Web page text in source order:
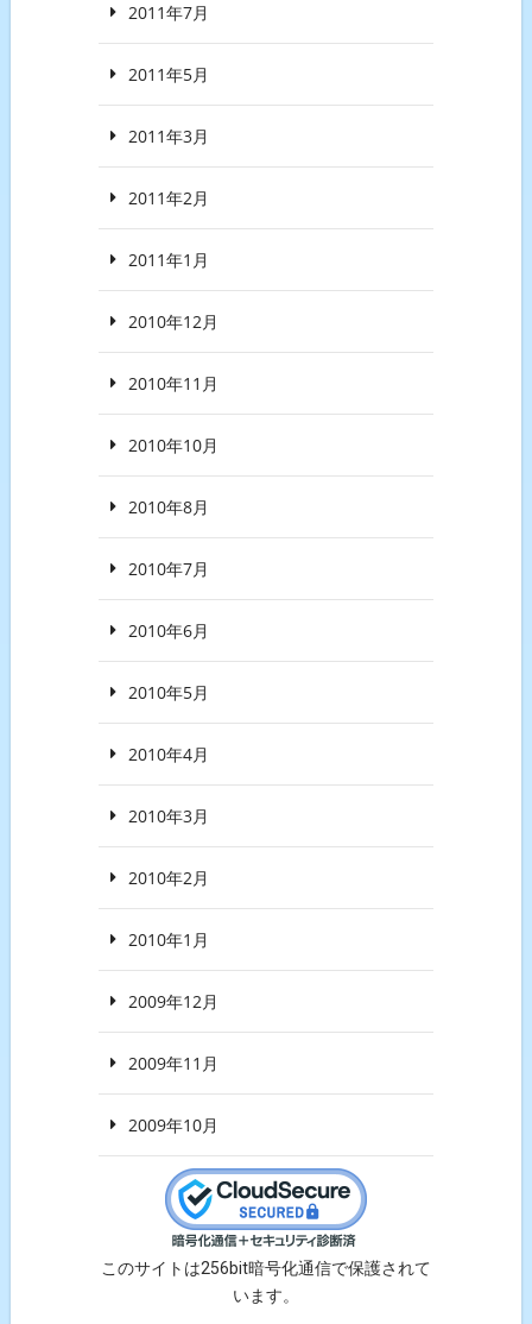
2011年7月
2011年5月
2011年3月
2011年2月
2011年1月
2010年12月
2010年11月
2010年10月
2010年8月
2010年7月
2010年6月
2010年5月
2010年4月
2010年3月
2010年2月
2010年1月
2009年12月
2009年11月
2009年10月
このサイトは256bit暗号化通信で保護されて
います。